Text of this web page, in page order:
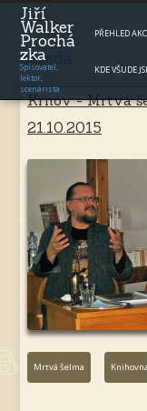
Jiří
Walker
Prochá
zka
Spisovatel,
lektor,
scenárista
PŘEHLED
KDE VŠUDE
beseda
Krnov - Mrtvá
21.10.2015
Mrtvá šelma Knihovna